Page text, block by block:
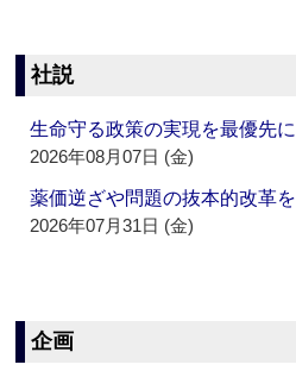
社説
生命守る政策の実現を最優先に
2026年08月07日 (金)
薬価逆ざや問題の抜本的改革を
2026年07月31日 (金)
企画